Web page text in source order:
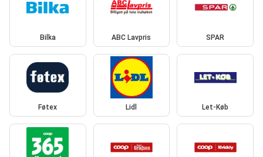
Bilka ABC Lavpris SPAR
Føtex Lidl Let-Køb